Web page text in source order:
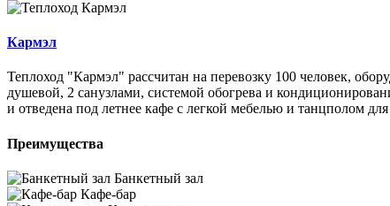
Кармэл
Теплоход "Кармэл" рассчитан на перевозку 100 человек,
душевой, 2 санузлами, системой обогрева и
и отведена под летнее кафе с легкой мебелью и танцполом
Преимущества
Банкетный зал
Кафе-бар